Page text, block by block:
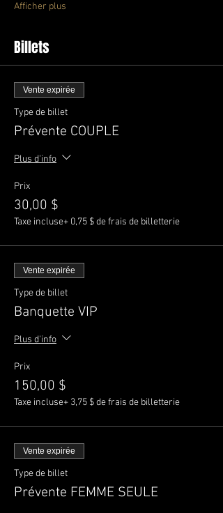
Afficher plus
Billets
Vente expirée
Type de billet
Prévente COUPLE
Plus d'info
Prix
30,00 $
Taxe incluse+ 0,75 $ de frais de billetterie
Vente expirée
Type de billet
Banquette VIP
Plus d'info
Prix
150,00 $
Taxe incluse+ 3,75 $ de frais de billetterie
Vente expirée
Type de billet
Prévente FEMME SEULE